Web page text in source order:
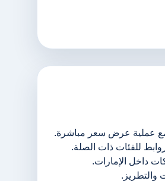
عملية عرض سعر مباشرة.
للفئات ذات الصلة.
داخل الإمارات.
والتطريز.